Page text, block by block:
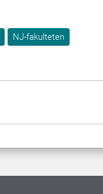
NJ-fakulteten